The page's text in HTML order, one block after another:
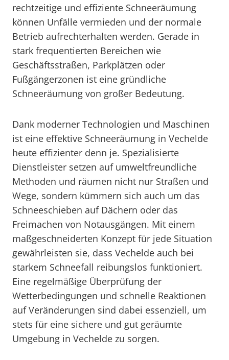
rechtzeitige und effiziente Schneeräumung
können Unfälle vermieden und der normale
Betrieb aufrechterhalten werden. Gerade in
stark frequentierten Bereichen wie
Geschäftsstraßen, Parkplätzen oder
Fußgängerzonen ist eine gründliche
Schneeräumung von großer Bedeutung.
Dank moderner Technologien und Maschinen
ist eine effektive Schneeräumung in Vechelde
heute effizienter denn je. Spezialisierte
Dienstleister setzen auf umweltfreundliche
Methoden und räumen nicht nur Straßen und
Wege, sondern kümmern sich auch um das
Schneeschieben auf Dächern oder das
Freimachen von Notausgängen. Mit einem
maßgeschneiderten Konzept für jede Situation
gewährleisten sie, dass Vechelde auch bei
starkem Schneefall reibungslos funktioniert.
Eine regelmäßige Überprüfung der
Wetterbedingungen und schnelle Reaktionen
auf Veränderungen sind dabei essenziell, um
stets für eine sichere und gut geräumte
Umgebung in Vechelde zu sorgen.